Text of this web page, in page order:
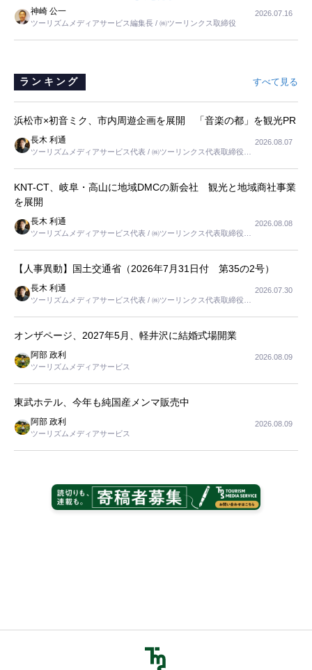
すが、私と妹にとっては、半日仕事ででした。シニアの住まい選び
は、当人だけではなく、世話をする家族の足の便も考えない外池ない
と思いました。
神崎 公一
ツーリズムメディアサービス編集長 / ㈱ツーリンクス取締役
2026.07.16
ランキング すべて見る
浜松市×初音ミク、市内周遊企画を展開 「音楽の都」を観光PR
長木 利通
ツーリズムメディアサービス代表 / ㈱ツーリンクス代表取締役社
2026.08.07
KNT-CT、岐阜・高山に地域DMCの新会社 観光と地域商社事業
を展開
長木 利通
ツーリズムメディアサービス代表 / ㈱ツーリンクス代表取締役社
2026.08.08
【人事異動】国土交通省（2026年7月31日付 第35の2号）
長木 利通
ツーリズムメディアサービス代表 / ㈱ツーリンクス代表取締役社
2026.07.30
オンザページ、2027年5月、軽井沢に結婚式場開業
阿部 政利
ツーリズムメディアサービス
2026.08.09
東武ホテル、今年も純国産メンマ販売中
阿部 政利
ツーリズムメディアサービス
2026.08.09